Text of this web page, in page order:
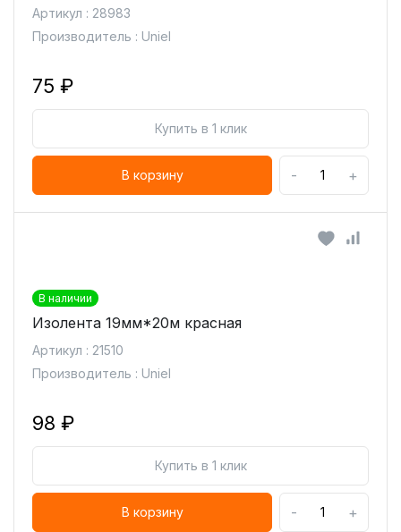
Артикул : 28983
Производитель : Uniel
75 ₽
Купить в 1 клик
В корзину - +
В наличии
Изолента 19мм*20м красная
Артикул : 21510
Производитель : Uniel
98 ₽
Купить в 1 клик
В корзину - +